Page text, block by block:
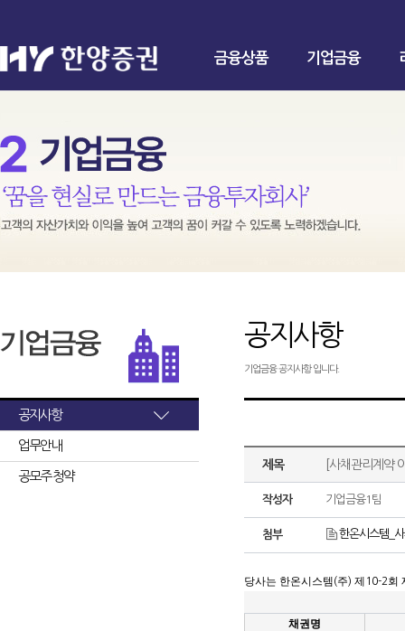
금융상품 기업금융
공지사항
업무안내
공모주 청약
공지사항
기업금융 공지사항 입니다.
제목 [사채관리계약
작성자 기업금융1팀
첨부 한온시스템_
당사는 한온시스템(주) 제 10-2회
채권명